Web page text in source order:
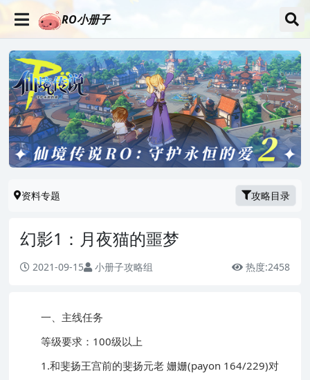
RO小册子
资料专题 攻略目录
幻影1：月夜猫的噩梦
2021-09-15 小册子攻略组 热度:2458
一、主线任务
等级要求：100级以上
1.和斐扬王宫前的斐扬元老 姗姗(payon 164/229)对